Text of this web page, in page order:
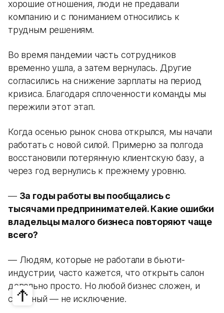
хорошие отношения, люди не предавали
компанию и с пониманием относились к
трудным решениям.
Во время пандемии часть сотрудников
временно ушла, а затем вернулась. Другие
согласились на снижение зарплаты на период
кризиса. Благодаря сплоченности команды мы
пережили этот этап.
Когда осенью рынок снова открылся, мы начали
работать с новой силой. Примерно за полгода
восстановили потерянную клиентскую базу, а
через год вернулись к прежнему уровню.
— За годы работы вы пообщались с
тысячами предпринимателей. Какие ошибки
владельцы малого бизнеса повторяют чаще
всего?
— Людям, которые не работали в бьюти-
индустрии, часто кажется, что открыть салон
довольно просто. Но любой бизнес сложен, и
салонный — не исключение.